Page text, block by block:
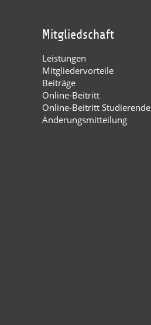
Mitgliedschaft
Leistungen
Mitgliedervorteile
Beiträge
Online-Beitritt
Online-Beitritt Studierende
Änderungsmitteilung